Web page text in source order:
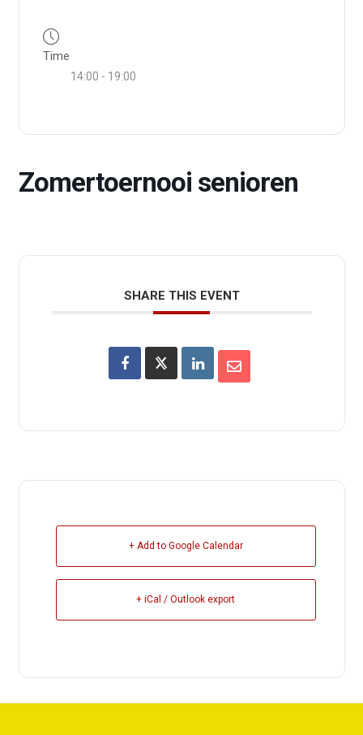
Time
14:00 - 19:00
Zomertoernooi senioren
SHARE THIS EVENT
+ Add to Google Calendar
+ iCal / Outlook export